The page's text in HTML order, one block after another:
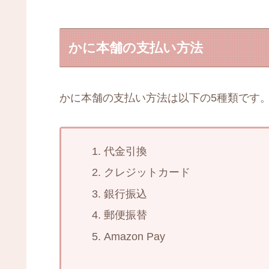
かに本舗の支払い方法
かに本舗の支払い方法は以下の5種類です
代金引換
クレジットカード
銀行振込
郵便振替
Amazon Pay